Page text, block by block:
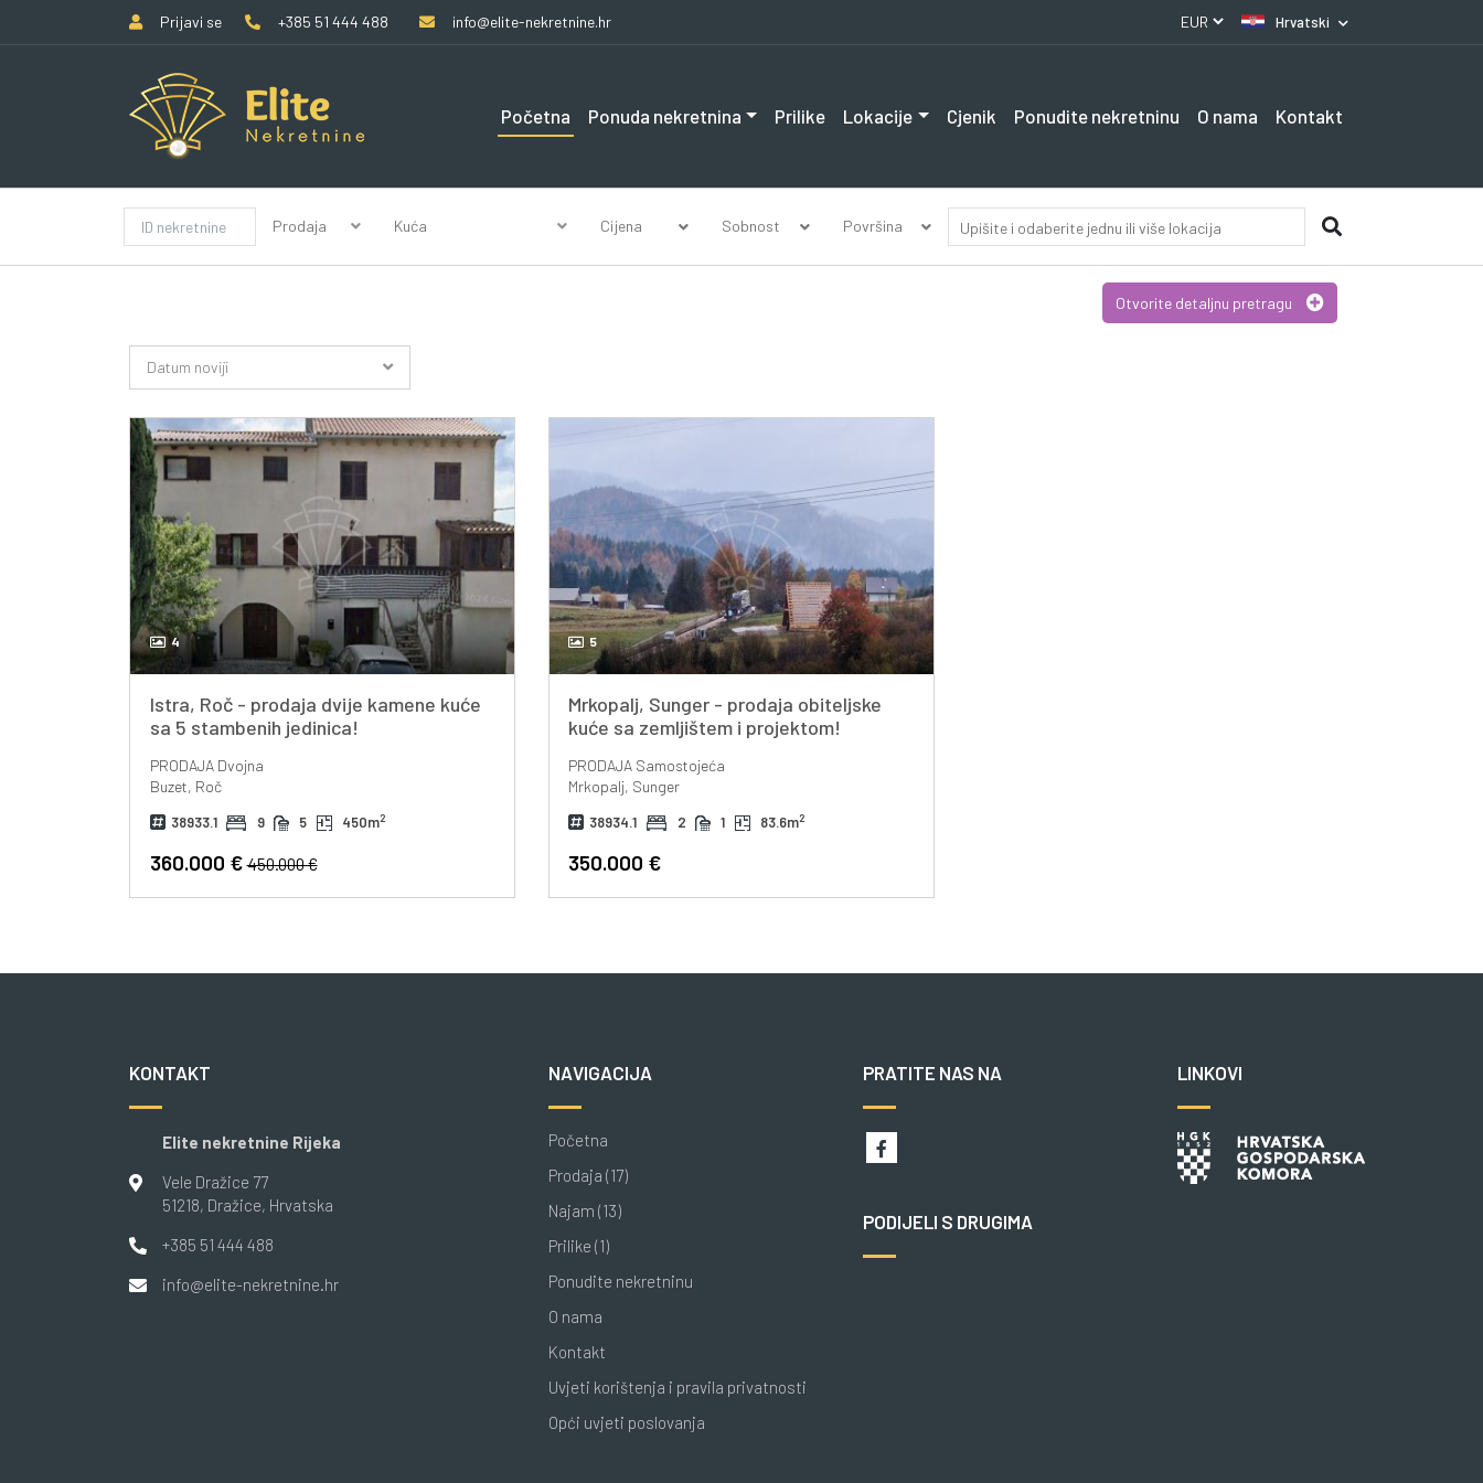
Prijavi se +385 51 444 488 info@elite-nekretnine.hr Hrvatski
Početna Ponuda nekretnina Prilike Lokacije Cjenik Ponudite nekretninu O nama Kontakt
Prodaja Kuća Cijena Sobnost Površina
Otvorite detaljnu pretragu
Datum noviji
4
Istra, Roč - prodaja dvije kamene kuće
sa 5 stambenih jedinica!
PRODAJADvojna
Buzet, Roč
38933.1 9 5 450m2
360.000 €450.000 €
5
Mrkopalj, Sunger - prodaja obiteljske
kuće sa zemljištem i projektom!
PRODAJA Samostojeća
Mrkopalj, Sunger
38934.1 2 1 83.6m2
350.000 €
KONTAKT
Elite nekretnine Rijeka
Vele Dražice 77
51218, Dražice, Hrvatska
+385 51 444 488
info@elite-nekretnine.hr
NAVIGACIJA
Početna
Prodaja (17)
Najam (13)
Prilike (1)
Ponudite nekretninu
O nama
Kontakt
Uvjeti korištenja i pravila privatnosti
Opći uvjeti poslovanja
PRATITE NAS NA
PODIJELI S DRUGIMA
LINKOVI